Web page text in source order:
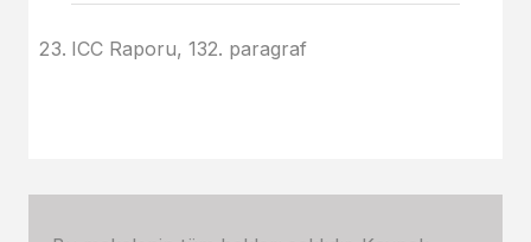
ICC Raporu, 132. paragraf